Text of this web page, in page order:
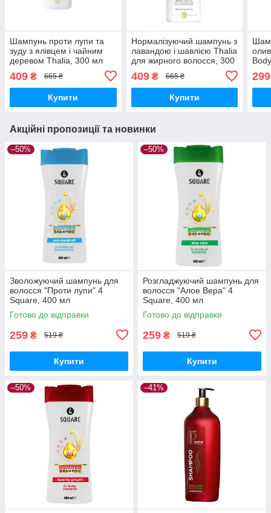
Шампунь проти лупи та
зуду з ялівцем і чайним
деревом Thalia, 300 мл
409 ₴ 665 ₴
Купити
Нормалізуючий шампунь з
лавандою і шавлією Thalia
для жирного волосся, 300
409₴ 665 ₴
Купити
299
Акційні пропозиції та новинки
–50%
Зволожуючий шампунь для
волосся "Проти лупи" 4
Square, 400 мл
Готово до відправки
259 ₴ 519 ₴
Купити
–50%
Розгладжуючий шампунь для
волосся "Алое Вера" 4
Square, 400 мл
Готово до відправки
259 ₴ 519 ₴
Купити
–50% –41%